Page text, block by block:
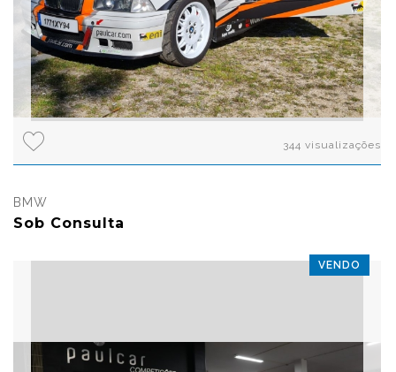
344 visualizações
BMW
Sob Consulta
VENDO